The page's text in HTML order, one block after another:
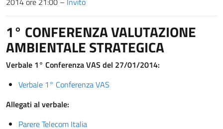
1° CONFERENZA VALUTAZIONE
AMBIENTALE STRATEGICA
Verbale 1° Conferenza VAS del 27/01/2014:
Verbale 1° Conferenza VAS
Allegati al verbale:
Parere Telecom Italia